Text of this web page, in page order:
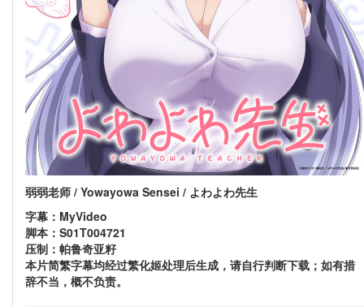
弱弱老师 / Yowayowa Sensei / よわよわ先生
字幕：MyVideo
脚本：S01T004721
压制：帕鲁奇亚籽
本片简繁字幕均经过繁化姬处理后生成，请自行判断下载；如有措
辞不当，概不负责。